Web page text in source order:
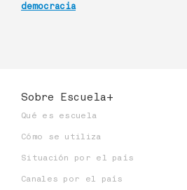
democracia
Sobre Escuela+
Qué es escuela
Cómo se utiliza
Situación por el país
Canales por el país